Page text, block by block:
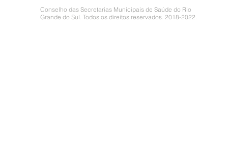
Conselho das Secretarias Municipais de Saúde do Rio
Grande do Sul. Todos os direitos reservados. 2018-2022.